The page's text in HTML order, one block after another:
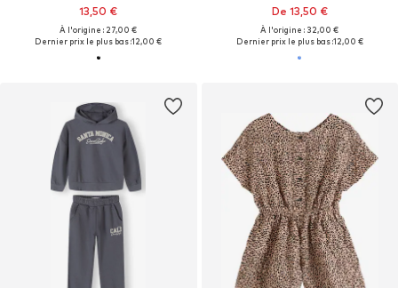
13,50 €
À l'origine : 27,00 €
Dernier prix le plus bas :12,00 €
De 13,50 €
À l'origine : 32,00 €
Dernier prix le plus bas :12,00 €